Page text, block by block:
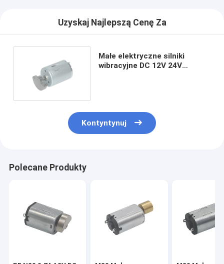
Uzyskaj Najlepszą Cenę Za
Małe elektryczne silniki
wibracyjne DC 12V 24V
Kontyntynuj
Polecane Produkty